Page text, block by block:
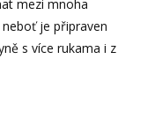
mezi mnoha
je připraven
s více rukama i z